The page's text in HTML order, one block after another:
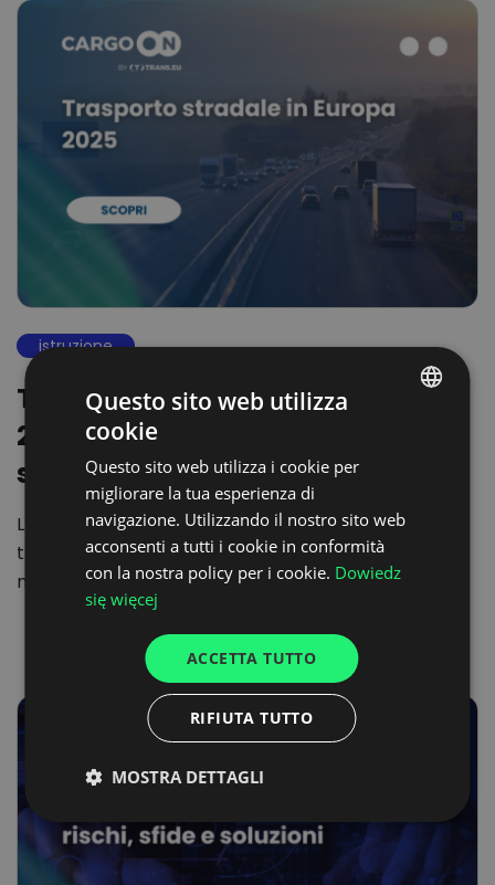
istruzione
Trasporto stradale in Europa nel
2025: più carichi, meno vettori. Il
settore è…
L’inizio del 2025 evidenzia chiaramente che il
trasporto stradale europeo sta entrando in una
nuova fase di…
GERMAN
UKRAINIAN
SPANISH
Questo sito web utilizza
cookie
Questo sito web utilizza i cookie per
migliorare la tua esperienza di
navigazione. Utilizzando il nostro sito web
acconsenti a tutti i cookie in conformità
con la nostra policy per i cookie. Dowiedz
się więcej
ACCETTA TUTTO
RIFIUTA TUTTO
MOSTRA DETTAGLI